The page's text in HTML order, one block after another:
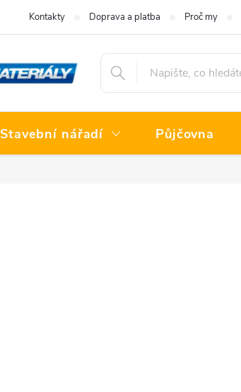
Kontakty Doprava a platba Proč my
Stavební nářadí Půjčovna